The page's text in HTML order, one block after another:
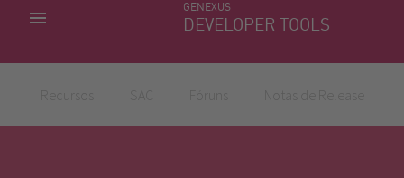
GENEXUS
DEVELOPER TOOLS
MINHAS APLICACÕES